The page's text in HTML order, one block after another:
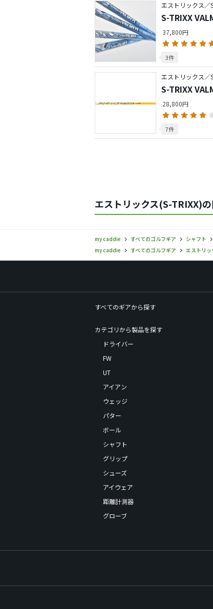
エストリックス／
S-TRIXX
37,800円
3件
エストリックス／
S-TRIXX
28,800円
7件
エストリックス(S-TRIXX)
my caddie すべてのゴルフギア シャフト
my caddie
すべてのゴルフギア エストリッ
すべてのギアから探す
カテゴリから製品を探す
ドライバー
FW
UT
アイアン
ウェッジ
パター
ボール
シャフト
グリップ
シューズ
アイウェア
距離計測器
グローブ